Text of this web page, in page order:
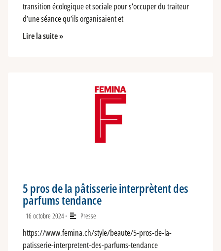
transition écologique et sociale pour s’occuper du traiteur
d’une séance qu’ils organisaient et
Lire la suite »
5 pros de la pâtisserie interprètent des
parfums tendance
16 octobre 2024• Presse
https://www.femina.ch/style/beaute/5-pros-de-la-
patisserie-interpretent-des-parfums-tendance